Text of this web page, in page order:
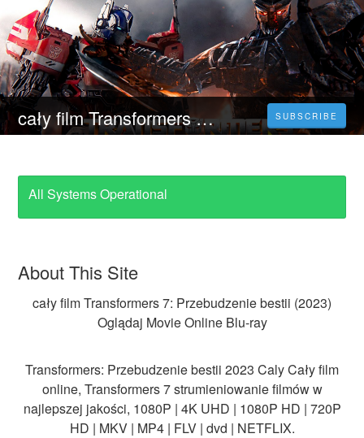
cały film Transformers 7: Przebudzenie bestii (2023) Oglądaj Movie Online Blu-ray SUBSCRIBE
All Systems Operational
About This Site
cały film Transformers 7: Przebudzenie bestii (2023)
Oglądaj Movie Online Blu-ray
Transformers: Przebudzenie bestii 2023 Caly Cały film
online, Transformers 7 strumieniowanie filmów w
najlepszej jakości, 1080P | 4K UHD | 1080P HD | 720P
HD | MKV | MP4 | FLV | dvd | NETFLIX.